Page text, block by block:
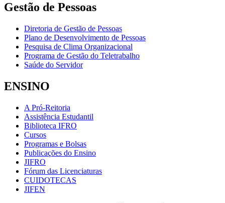
Gestão de Pessoas
Diretoria de Gestão de Pessoas
Plano de Desenvolvimento de Pessoas
Pesquisa de Clima Organizacional
Programa de Gestão do Teletrabalho
Saúde do Servidor
ENSINO
A Pró-Reitoria
Assistência Estudantil
Biblioteca IFRO
Cursos
Programas e Bolsas
Publicações do Ensino
JIFRO
Fórum das Licenciaturas
CUIDOTECAS
JIFEN